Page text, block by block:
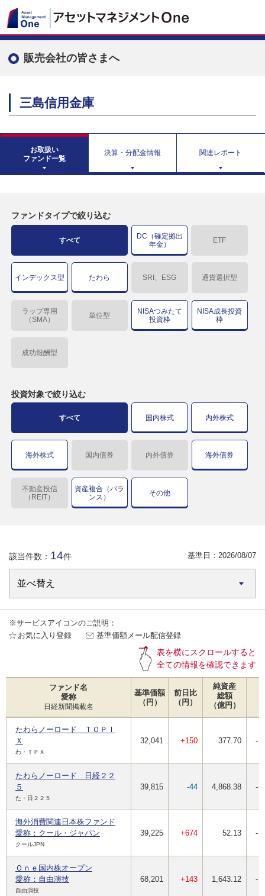
販売会社の皆さまへ
三島信用金庫
お取扱い
ファンド一覧
決算・分配金情報 関連レポート
ファンドタイプで絞り込む
すべて
DC（確定拠出
年金）
ETF
インデックス型 たわら SRI、ESG 通貨選択型
ラップ専用
（SMA）
単位型
NISAつみたて
投資枠
NISA成長投資
枠
成功報酬型
投資対象で絞り込む
すべて 国内株式 内外株式
海外株式 国内債券 内外債券 海外債券
不動産投信
（REIT）
資産複合（バラ
ンス）
その他
該当件数： 14件 基準日： 2026/08/07
※サービスアイコンのご説明：
お気に入り登録
基準価額メール配信登録
表を横にスクロールすると
全ての情報を確認できます
ファンド名
愛称
日経新聞掲載名
基準価額
（円）
前日比
（円）
純資産
総額
（億円）
たわらノーロード ＴＯＰＩ
Ｘ
わ・ＴＰＸ
32,041 +150 377.70 -
たわらノーロード 日経２２
５
た・日２２５
39,815 -44 4,868.38 -
海外消費関連日本株ファンド
愛称：クール・ジャパン
クールJPN
39,225 +674 52.13 -
Ｏｎｅ国内株オープン
愛称：自由演技
自由演技
68,201 +143 1,643.12 -